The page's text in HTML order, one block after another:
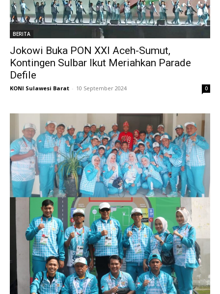
BERITA
Jokowi Buka PON XXI Aceh-Sumut,
Kontingen Sulbar Ikut Meriahkan Parade
Defile
KONI Sulawesi Barat - 10 September 2024 0